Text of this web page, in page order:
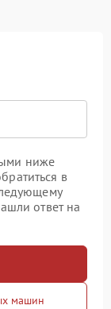
ниже
в
ответ на
машин